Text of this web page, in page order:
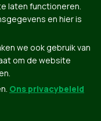
laten functioneren.
en hier is
we ook gebruik van
om de website
Ons privacybeleid